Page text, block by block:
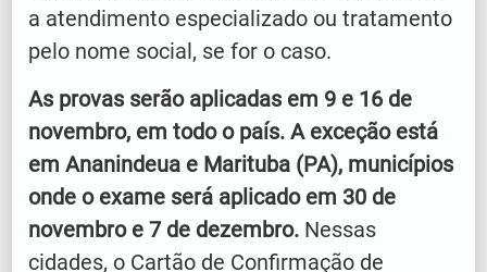
a atendimento especializado ou tratamento
pelo nome social, se for o caso.
As provas serão aplicadas em 9 e 16 de
novembro, em todo o país. A exceção está
em Ananindeua e Marituba (PA), municípios
onde o exame será aplicado em 30 de
novembro e 7 de dezembro. Nessas
cidades, o Cartão de Confirmação de